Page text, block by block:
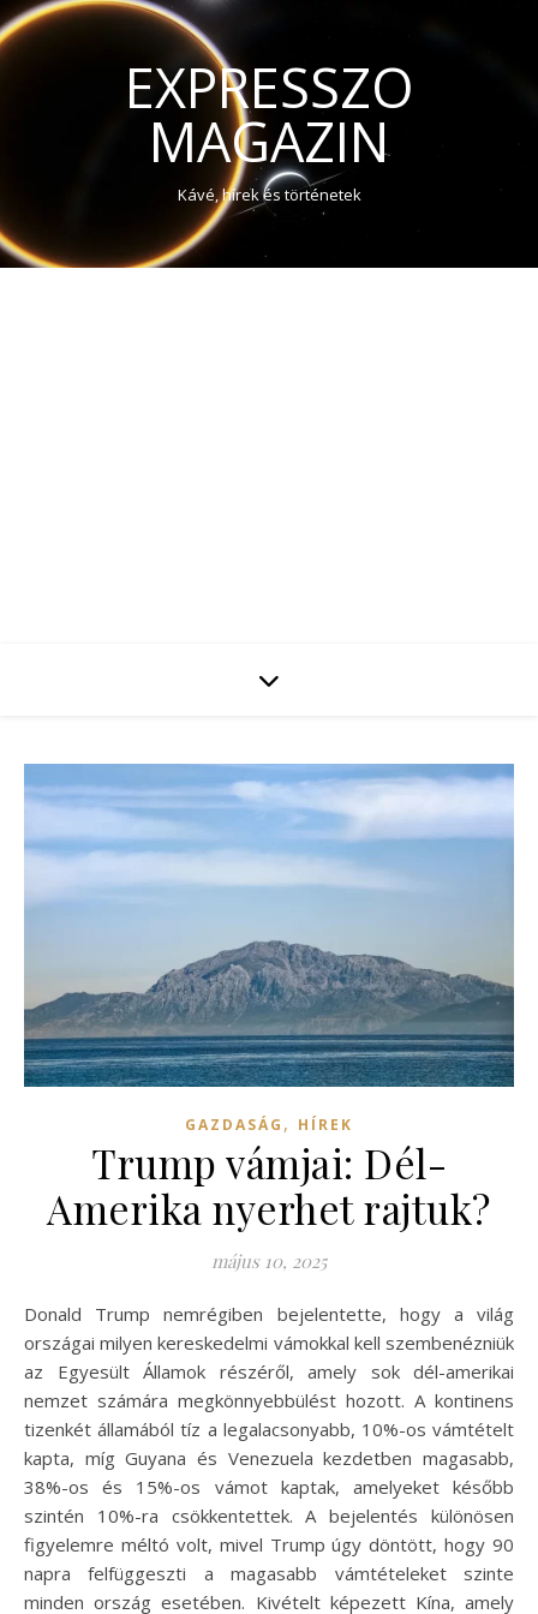
EXPRESSZO
MAGAZIN
Kávé, hírek és történetek
GAZDASÁG , HÍREK
Trump vámjai: Dél-
Amerika nyerhet rajtuk?
május 10, 2025
Donald Trump nemrégiben bejelentette, hogy a világ
országai milyen kereskedelmi vámokkal kell szembenézniük
az Egyesült Államok részéről, amely sok dél-amerikai
nemzet számára megkönnyebbülést hozott. A kontinens
tizenkét államából tíz a legalacsonyabb, 10%-os vámtételt
kapta, míg Guyana és Venezuela kezdetben magasabb,
38%-os és 15%-os vámot kaptak, amelyeket később
szintén 10%-ra csökkentettek. A bejelentés különösen
figyelemre méltó volt, mivel Trump úgy döntött, hogy 90
napra felfüggeszti a magasabb vámtételeket szinte
minden ország esetében. Kivételt képezett Kína, amely